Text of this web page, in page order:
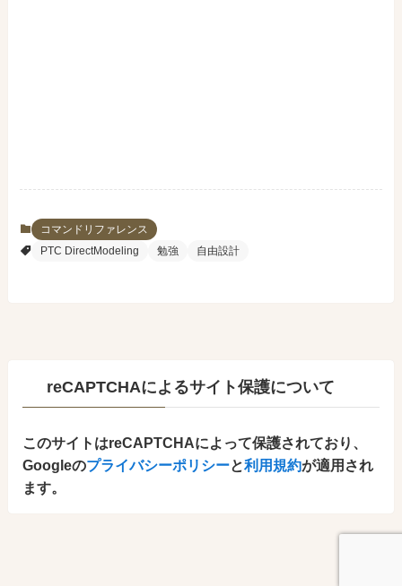
コマンドリファレンス
PTC DirectModeling
勉強 自由設計
reCAPTCHAによるサイト保護について
このサイトはreCAPTCHAによって保護されており、
Googleのプライバシーポリシーと利用規約が適用され
ます。